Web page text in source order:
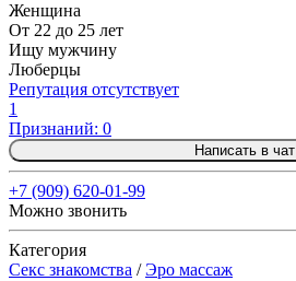
Женщина
От 22 до 25 лет
Ищу мужчину
Люберцы
Репутация отсутствует
1
Признаний: 0
Написать в чат
+7 (909) 620-01-99
Можно звонить
Категория
Секс знакомства /Эро массаж